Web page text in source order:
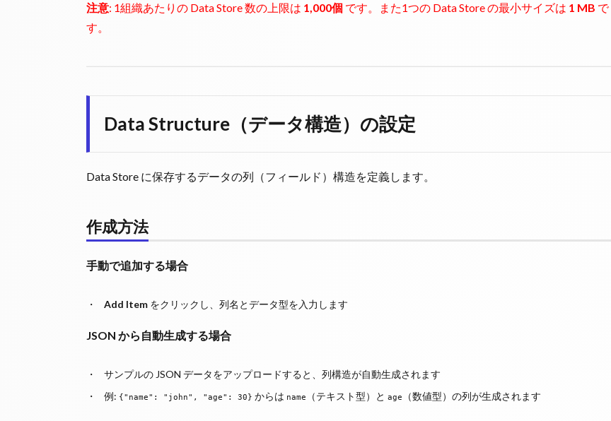
注意: 1組織あたりの Data Store 数の上限は 1,000個 です。また1つの Data Store の最小サイズは 1 MB で
す。
Data Structure（データ構造）の設定
Data Store に保存するデータの列（フィールド）構造を定義します。
作成方法
手動で追加する場合
Add Item をクリックし、列名とデータ型を入力します
JSON から自動生成する場合
サンプルの JSON データをアップロードすると、列構造が自動生成されます
例: {"name": "john", "age": 30} からは name （テキスト型）と age （数値型）の列が生成されます